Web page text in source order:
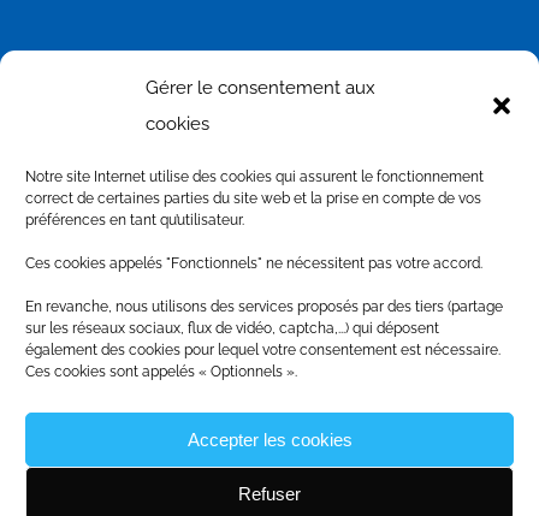
Gérer le consentement aux
cookies
Notre site Internet utilise des cookies qui assurent le fonctionnement
correct de certaines parties du site web et la prise en compte de vos
préférences en tant qu’utilisateur.
Ces cookies appelés "Fonctionnels" ne nécessitent pas votre accord.
En revanche, nous utilisons des services proposés par des tiers (partage
sur les réseaux sociaux, flux de vidéo, captcha,...) qui déposent
également des cookies pour lequel votre consentement est nécessaire.
Ces cookies sont appelés « Optionnels ».
Accepter les cookies
Refuser
NOS PARTENAIRES
Produit par le